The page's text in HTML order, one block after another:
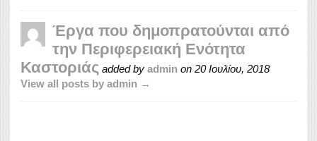
Έργα που δημοπρατούνται από
την Περιφερειακή Ενότητα
Καστοριάς added by admin on 20 Ιουλίου, 2018
View all posts by admin →